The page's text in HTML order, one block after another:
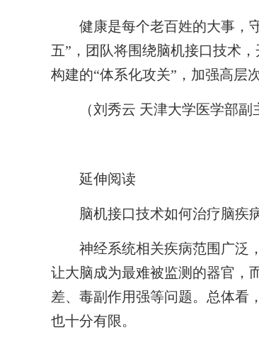
健康是每个老百姓的大事，守
五”，团队将围绕脑机接口技术
构建的“体系化攻关”，加强高层
（刘秀云 天津大学医学部
延伸阅读
脑机接口技术如何治疗脑疾
神经系统相关疾病范围广泛，
让大脑成为最难被监测的器官，
差、毒副作用强等问题。总体看
也十分有限。